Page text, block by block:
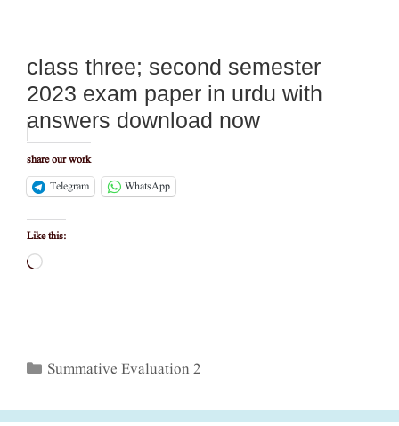
class three; second semester
2023 exam paper in urdu with
answers download now
share our work
Telegram
WhatsApp
Like this:
Loading…
Categories
Summative Evaluation 2